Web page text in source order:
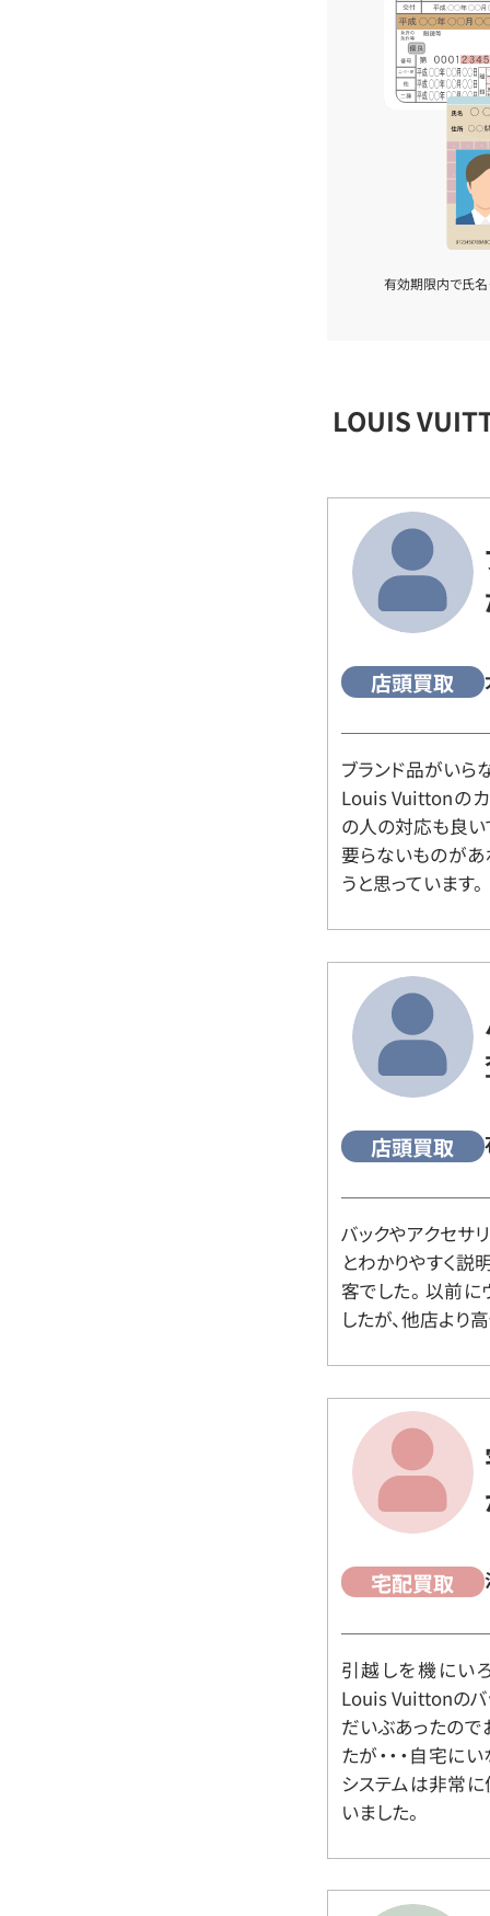
有効期限内で氏名
LOUIS
店頭買取
ブランド品がいら
Louis Vuittonの
の人の対応も良い
要らないものがあ
うと思っています。
店頭買取
バックやアクセサ
とわかりやすく説
客でした。 以前
したが、他店より
宅配買取
引越しを機にい
Louis Vuittonのバ
だいぶあったので
たが・・・自宅に
システムは非常に
いました。